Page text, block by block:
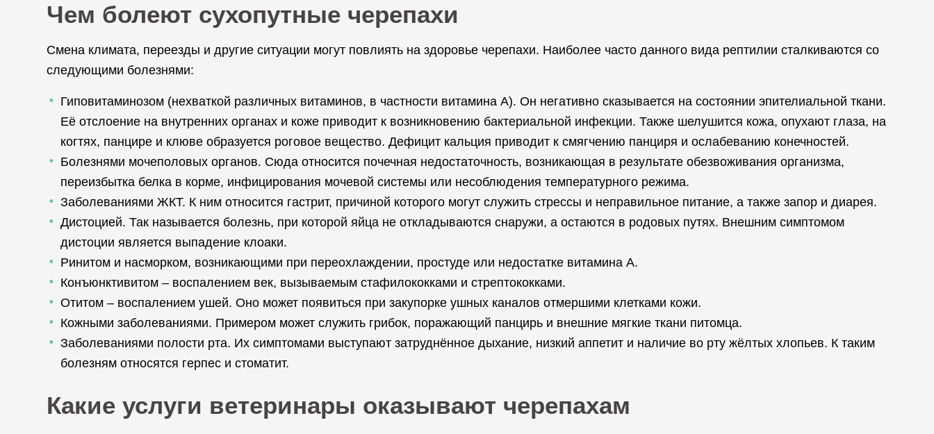
Чем болеют сухопутные черепахи
Смена климата, переезды и другие ситуации могут повлиять на здоровье черепахи. Наиболее часто данного вида рептилии сталкиваются со
следующими болезнями:
Гиповитаминозом (нехваткой различных витаминов, в частности витамина A). Он негативно сказывается на состоянии эпителиальной ткани.
Её отслоение на внутренних органах и коже приводит к возникновению бактериальной инфекции. Также шелушится кожа, опухают глаза, на
когтях, панцире и клюве образуется роговое вещество. Дефицит кальция приводит к смягчению панциря и ослабеванию конечностей.
Болезнями мочеполовых органов. Сюда относится почечная недостаточность, возникающая в результате обезвоживания организма,
переизбытка белка в корме, инфицирования мочевой системы или несоблюдения температурного режима.
Заболеваниями ЖКТ. К ним относится гастрит, причиной которого могут служить стрессы и неправильное питание, а также запор и диарея.
Дистоцией. Так называется болезнь, при которой яйца не откладываются снаружи, а остаются в родовых путях. Внешним симптомом
дистоции является выпадение клоаки.
Ринитом и насморком, возникающими при переохлаждении, простуде или недостатке витамина A.
Конъюнктивитом – воспалением век, вызываемым стафилококками и стрептококками.
Отитом – воспалением ушей. Оно может появиться при закупорке ушных каналов отмершими клетками кожи.
Кожными заболеваниями. Примером может служить грибок, поражающий панцирь и внешние мягкие ткани питомца.
Заболеваниями полости рта. Их симптомами выступают затруднённое дыхание, низкий аппетит и наличие во рту жёлтых хлопьев. К таким
болезням относятся герпес и стоматит.
Какие услуги ветеринары оказывают черепахам